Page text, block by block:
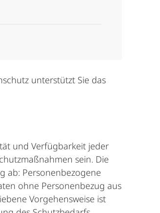
unterstützt Sie das
und Verfügbarkeit jeder
sein. Die
ab: Personenbezogene
ohne Personenbezug aus
Vorgehensweise ist